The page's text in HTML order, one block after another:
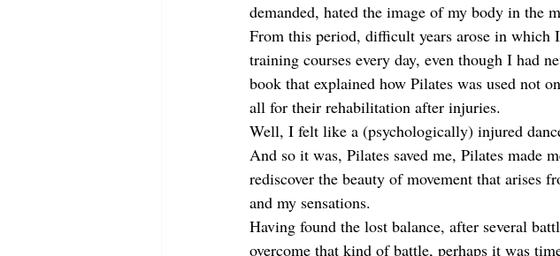
demanded, hated the image of my body in the
From this period, difficult years arose in which
training courses every day, even though I had
book that explained how Pilates was used not
all for their rehabilitation after injuries.
Well, I felt like a (psychologically) injured
And so it was, Pilates saved me, Pilates made
rediscover the beauty of movement that arises
and my sensations.
Having found the lost balance, after several
overcome that kind of battle, perhaps it was